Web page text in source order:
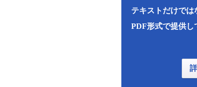
テキストだけでは
PDF形式で提供し